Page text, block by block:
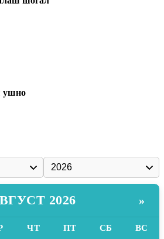
ушно
2026 »
ЧТ ПТ СБ ВС